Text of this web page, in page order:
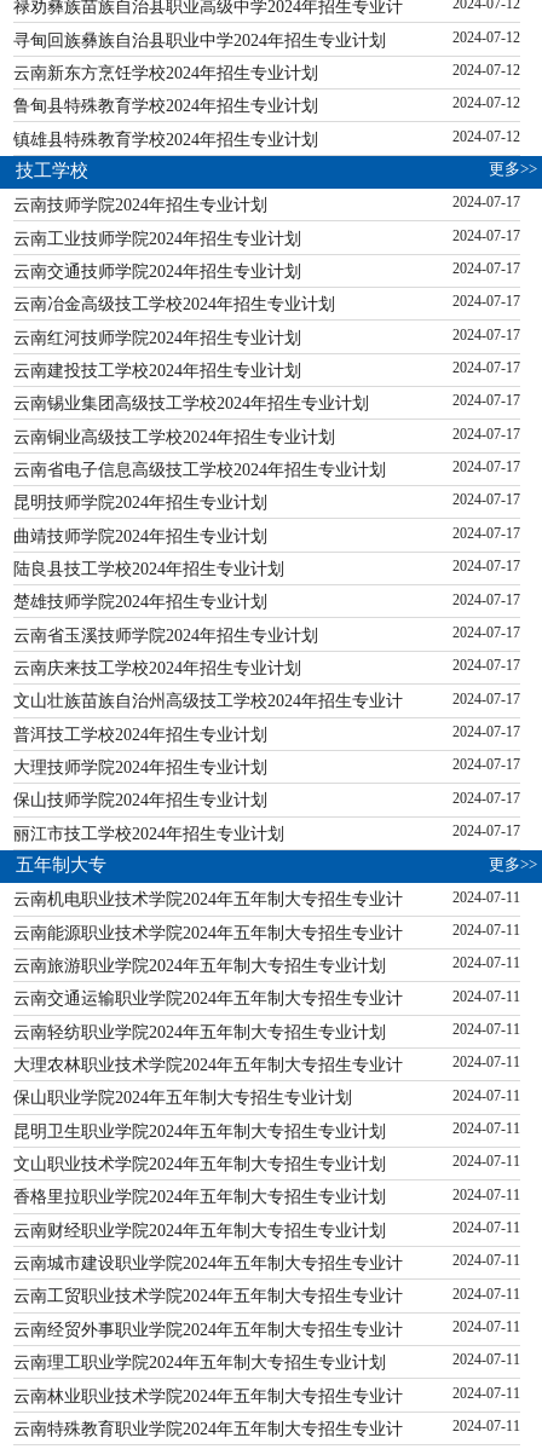
禄劝彝族苗族自治县职业高级中学2024年招生专业计 2024-07-12
寻甸回族彝族自治县职业中学2024年招生专业计划 2024-07-12
云南新东方烹饪学校2024年招生专业计划 2024-07-12
鲁甸县特殊教育学校2024年招生专业计划 2024-07-12
镇雄县特殊教育学校2024年招生专业计划 2024-07-12
技工学校 更多>>
云南技师学院2024年招生专业计划 2024-07-17
云南工业技师学院2024年招生专业计划 2024-07-17
云南交通技师学院2024年招生专业计划 2024-07-17
云南冶金高级技工学校2024年招生专业计划 2024-07-17
云南红河技师学院2024年招生专业计划 2024-07-17
云南建投技工学校2024年招生专业计划 2024-07-17
云南锡业集团高级技工学校2024年招生专业计划 2024-07-17
云南铜业高级技工学校2024年招生专业计划 2024-07-17
云南省电子信息高级技工学校2024年招生专业计划 2024-07-17
昆明技师学院2024年招生专业计划 2024-07-17
曲靖技师学院2024年招生专业计划 2024-07-17
陆良县技工学校2024年招生专业计划 2024-07-17
楚雄技师学院2024年招生专业计划 2024-07-17
云南省玉溪技师学院2024年招生专业计划 2024-07-17
云南庆来技工学校2024年招生专业计划 2024-07-17
文山壮族苗族自治州高级技工学校2024年招生专业计 2024-07-17
普洱技工学校2024年招生专业计划 2024-07-17
大理技师学院2024年招生专业计划 2024-07-17
保山技师学院2024年招生专业计划 2024-07-17
丽江市技工学校2024年招生专业计划 2024-07-17
五年制大专 更多>>
云南机电职业技术学院2024年五年制大专招生专业计 2024-07-11
云南能源职业技术学院2024年五年制大专招生专业计 2024-07-11
云南旅游职业学院2024年五年制大专招生专业计划 2024-07-11
云南交通运输职业学院2024年五年制大专招生专业计 2024-07-11
云南轻纺职业学院2024年五年制大专招生专业计划 2024-07-11
大理农林职业技术学院2024年五年制大专招生专业计 2024-07-11
保山职业学院2024年五年制大专招生专业计划 2024-07-11
昆明卫生职业学院2024年五年制大专招生专业计划 2024-07-11
文山职业技术学院2024年五年制大专招生专业计划 2024-07-11
香格里拉职业学院2024年五年制大专招生专业计划 2024-07-11
云南财经职业学院2024年五年制大专招生专业计划 2024-07-11
云南城市建设职业学院2024年五年制大专招生专业计 2024-07-11
云南工贸职业技术学院2024年五年制大专招生专业计 2024-07-11
云南经贸外事职业学院2024年五年制大专招生专业计 2024-07-11
云南理工职业学院2024年五年制大专招生专业计划 2024-07-11
云南林业职业技术学院2024年五年制大专招生专业计 2024-07-11
云南特殊教育职业学院2024年五年制大专招生专业计 2024-07-11